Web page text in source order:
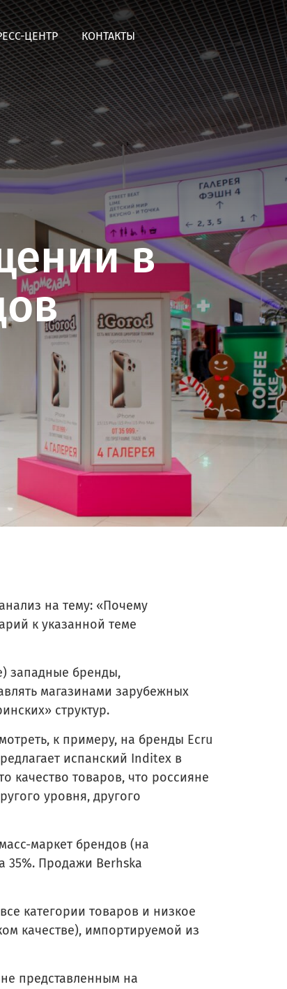
Итальянский ресторан OLIVAS
Таганрог
Паназиатский ресторан Sakura
Таганрог
Креативный паста-бар Закрути
СК «Адреналин»
Кинотеатр Мармелад Синема
Оренбург
ЦЕНТР КОНТАКТЫ
в
на тему: «Почему
к указанной теме
западные бренды,
магазинами зарубежных
структур.
к примеру, на бренды Ecru
испанский Inditex в
качество товаров, что россияне
уровня, другого
маркет брендов (на
35%. Продажи Berhska
категории товаров и низкое
качестве), импортируемой из
представленным на